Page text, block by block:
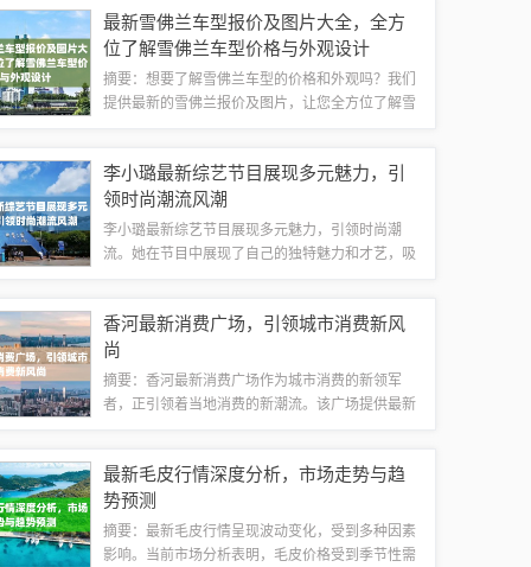
助力雅思考试成功！随着全球化的进程不断加
速，...
最新雪佛兰车型报价及图片大全，全方
位了解雪佛兰车型价格与外观设计
摘要：想要了解雪佛兰车型的价格和外观吗？我们
提供最新的雪佛兰报价及图片，让您全方位了解雪
车型报价和高清图片供您参考。作为全球知名...
李小璐最新综艺节目展现多元魅力，引
领时尚潮流风潮
李小璐最新综艺节目展现多元魅力，引领时尚潮
流。她在节目中展现了自己的独特魅力和才艺，吸
解她的个人魅力。李小璐在节目中的表现也获得...
香河最新消费广场，引领城市消费新风
尚
摘要：香河最新消费广场作为城市消费的新领军
者，正引领着当地消费的新潮流。该广场提供最新
模式，吸引了众多消费者前来体验，推动了城市...
最新毛皮行情深度分析，市场走势与趋
势预测
摘要：最新毛皮行情呈现波动变化，受到多种因素
影响。当前市场分析表明，毛皮价格受到季节性需